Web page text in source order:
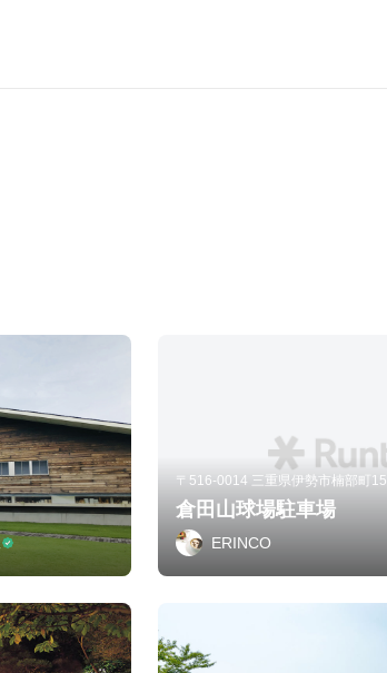
〒516-0014 三重県伊勢市楠部町
倉田山球場駐車場
ERINCO